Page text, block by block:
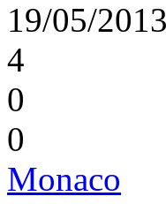
19/05/2013
4
0
0
Monaco